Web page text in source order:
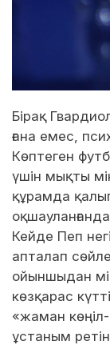
Бірақ
ғана емес,
Көптеген
үшін мықты
құрамда
Кейде Пеп
апталап
ойыншыдан
көзқарас
«жаман
ұстаным